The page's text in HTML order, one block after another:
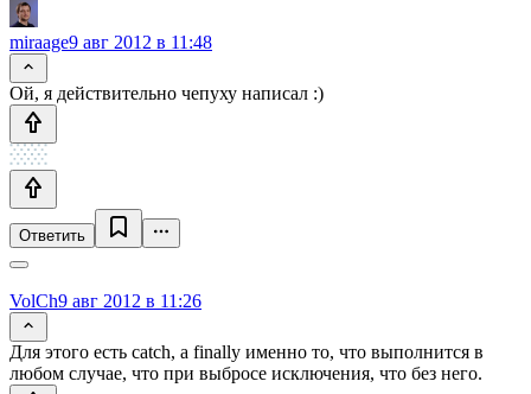
miraage9 авг 2012 в 11:48
Ой, я действительно чепуху написал :)
Ответить
VolCh9 авг 2012 в 11:26
Для этого есть catch, а finally именно то, что выполнится в
любом случае, что при выбросе исключения, что без него.